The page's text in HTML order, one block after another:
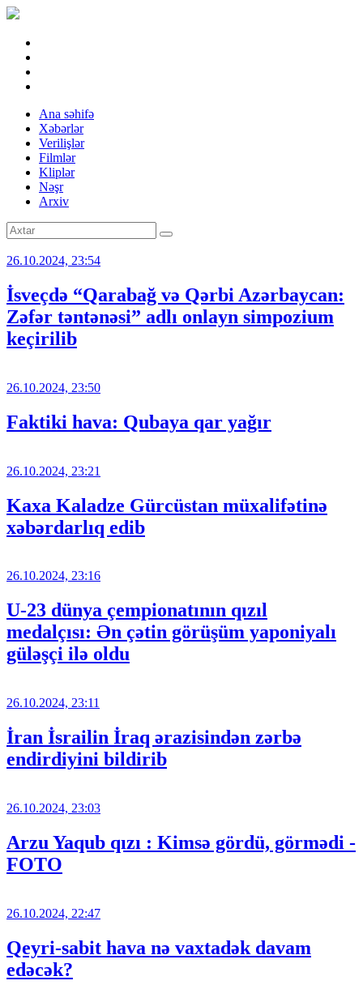
Ana səhifə
Xəbərlər
Verilişlər
Filmlər
Kliplər
Nəşr
Arxiv
26.10.2024, 23:54
İsveçdə “Qarabağ və Qərbi Azərbaycan:
Zəfər təntənəsi” adlı onlayn simpozium
keçirilib
26.10.2024, 23:50
Faktiki hava: Qubaya qar yağır
26.10.2024, 23:21
Kaxa Kaladze Gürcüstan müxalifətinə
xəbərdarlıq edib
26.10.2024, 23:16
U-23 dünya çempionatının qızıl
medalçısı: Ən çətin görüşüm yaponiyalı
güləşçi ilə oldu
26.10.2024, 23:11
İran İsrailin İraq ərazisindən zərbə
endirdiyini bildirib
26.10.2024, 23:03
Arzu Yaqub qızı : Kimsə gördü, görmədi -
FOTO
26.10.2024, 22:47
Qeyri-sabit hava nə vaxtadək davam
edəcək?